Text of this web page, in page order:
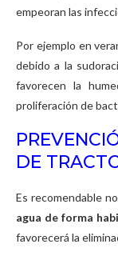
empeoran las
Por ejemplo en
debido a la
favorecen la
proliferación de
DE
Es recomendable
agua de forma
favorecerá la